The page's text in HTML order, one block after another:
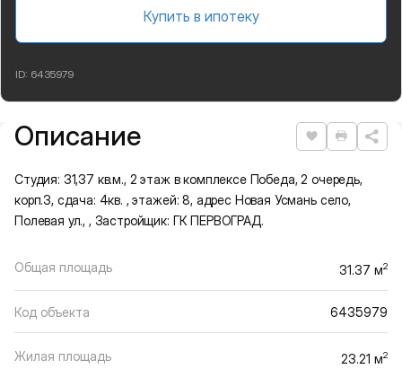
Купить в ипотеку
ID: 6435979
Подробная информация
Описание Нравится
Студия: 31,37 кв.м., 2 этаж в комплексе Победа, 2 очередь,
корп.3, сдача: 4кв. , этажей: 8, адрес Новая Усмань село,
Полевая ул., , Застройщик: ГК ПЕРВОГРАД.
Общая площадь 31.37 м2
Код объекта 6435979
Жилая площадь 23.21 м2